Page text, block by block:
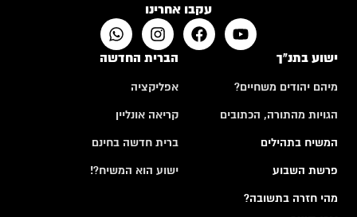
עקבו אחרינו
ישוע בתנ"ך
מיהם יהודים משחיים?
הגויות מהתורה, הכתובים
המשיח בתהילים
פרשת השבוע
מהי חזרה בתשובה?
הברית החדשה
אפליקציה
קריאה אונליין
ברית חדשה בחינם
ישוע הוא המשיח?!